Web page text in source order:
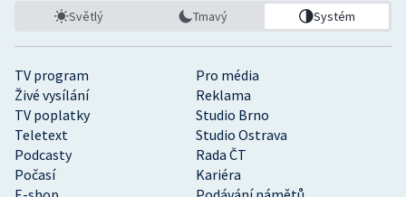
TV program
Pro média
Živé vysílání
Reklama
TV poplatky
Studio Brno
Teletext
Studio Ostrava
Podcasty
Rada ČT
Počasí
Kariéra
Světlý Tmavý Systém